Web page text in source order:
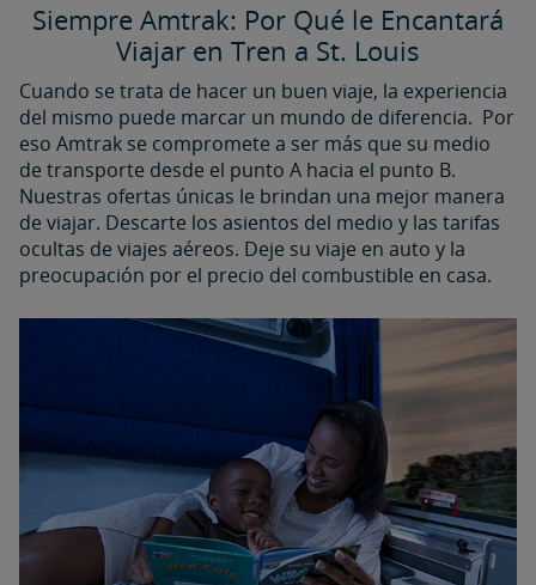
Siempre Amtrak: Por Qué le Encantará
Viajar en Tren a St. Louis
Cuando se trata de hacer un buen viaje, la experiencia
del mismo puede marcar un mundo de diferencia. Por
eso Amtrak se compromete a ser más que su medio
de transporte desde el punto A hacia el punto B.
Nuestras ofertas únicas le brindan una mejor manera
de viajar. Descarte los asientos del medio y las tarifas
ocultas de viajes aéreos. Deje su viaje en auto y la
preocupación por el precio del combustible en casa.